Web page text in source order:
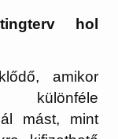
hol
amikor
mást, mint